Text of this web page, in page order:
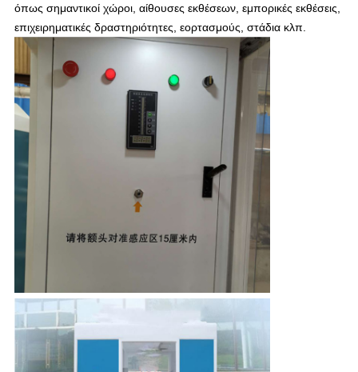
όπως σημαντικοί χώροι, αίθουσες εκθέσεων, εμπορικές εκθέσεις,
επιχειρηματικές δραστηριότητες, εορτασμούς, στάδια κλπ.